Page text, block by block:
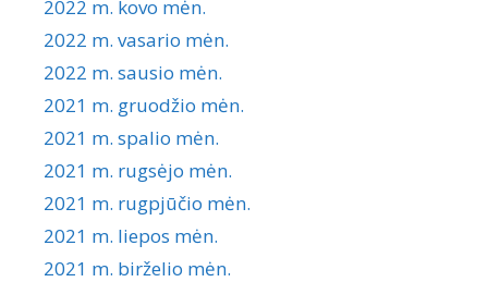
2022 m. kovo mėn.
2022 m. vasario mėn.
2022 m. sausio mėn.
2021 m. gruodžio mėn.
2021 m. spalio mėn.
2021 m. rugsėjo mėn.
2021 m. rugpjūčio mėn.
2021 m. liepos mėn.
2021 m. birželio mėn.